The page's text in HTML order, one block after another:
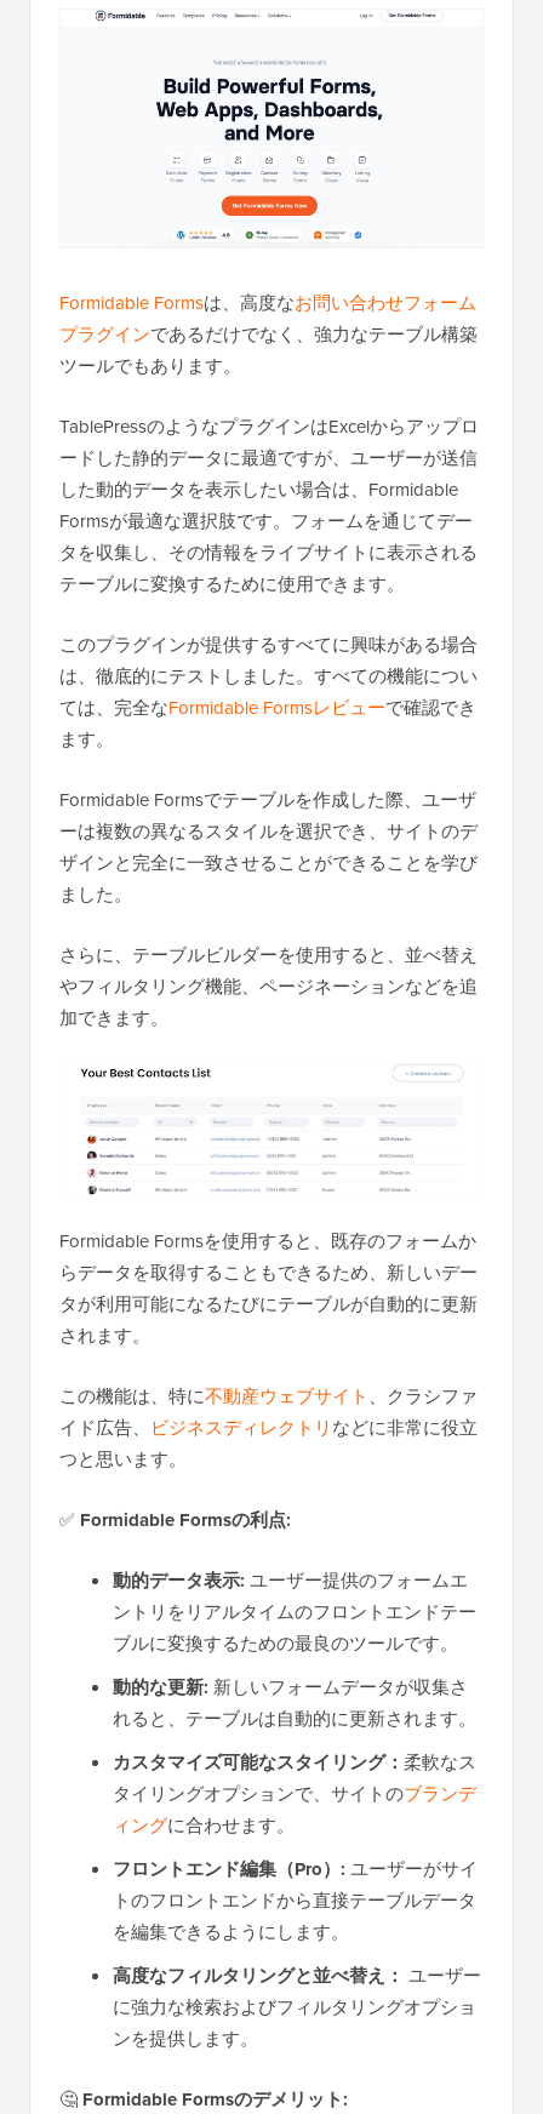
Formidable Formsは、高度なお問い合わせフォーム
プラグインであるだけでなく、強力なテーブル構築
ツールでもあります。
TablePressのようなプラグインはExcelからアップロ
ードした静的データに最適ですが、ユーザーが送信
した動的データを表示したい場合は、Formidable
Formsが最適な選択肢です。フォームを通じてデー
タを収集し、その情報をライブサイトに表示される
テーブルに変換するために使用できます。
このプラグインが提供するすべてに興味がある場合
は、徹底的にテストしました。すべての機能につい
ては、完全なFormidable Formsレビューで確認でき
ます。
Formidable Formsでテーブルを作成した際、ユーザ
ーは複数の異なるスタイルを選択でき、サイトのデ
ザインと完全に一致させることができることを学び
ました。
さらに、テーブルビルダーを使用すると、並べ替え
やフィルタリング機能、ページネーションなどを追
加できます。
Formidable Formsを使用すると、既存のフォームか
らデータを取得することもできるため、新しいデー
タが利用可能になるたびにテーブルが自動的に更新
されます。
この機能は、特に不動産ウェブサイト 、クラシファ
イド広告、 ビジネスディレクトリ などに非常に役立
つと思います。
✅ Formidable Formsの利点:
動的データ表示: ユーザー提供のフォームエ
ントリをリアルタイムのフロントエンドテー
ブルに変換するための最良のツールです。
動的な更新: 新しいフォームデータが収集さ
れると、テーブルは自動的に更新されます。
カスタマイズ可能なスタイリング： 柔軟なス
タイリングオプションで、サイトのブランデ
ィングに合わせます。
フロントエンド編集（Pro）: ユーザーがサイ
トのフロントエンドから直接テーブルデータ
を編集できるようにします。
高度なフィルタリングと並べ替え： ユーザー
に強力な検索およびフィルタリングオプショ
ンを提供します。
🤔 Formidable Formsのデメリット: